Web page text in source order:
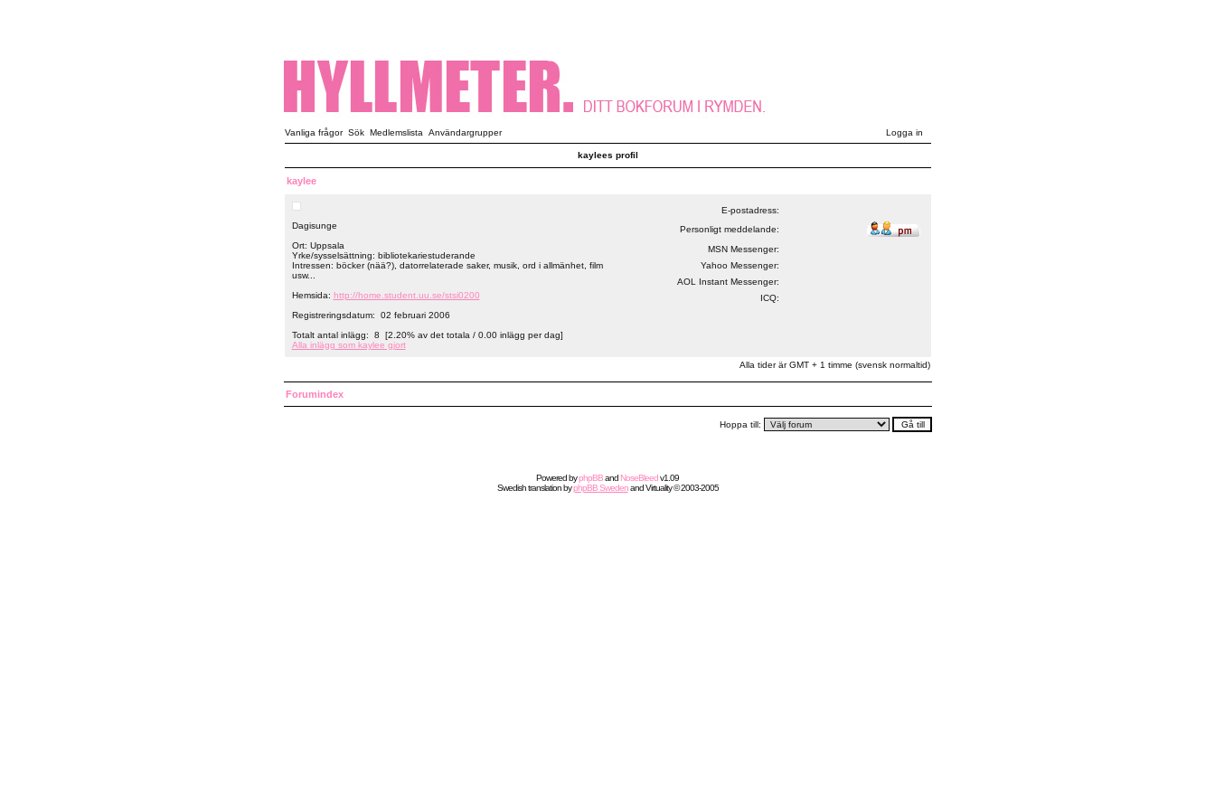
Vanliga frågor Sök Medlemslista Användargrupper Logga in
kaylees profil
kaylee
Dagisunge
Ort: Uppsala
Yrke/sysselsättning: bibliotekariestuderande
Intressen: böcker (nää?), datorrelaterade saker, musik, ord i allmänhet, film
usw...
Hemsida: http://home.student.uu.se/stsi0200
Registreringsdatum: 02 februari 2006
Totalt antal inlägg: 8 [2.20% av det totala / 0.00 inlägg per dag]
Alla inlägg som kaylee gjort
E-postadress:
Personligt meddelande:
MSN Messenger:
Yahoo Messenger:
AOL Instant Messenger:
ICQ:
Alla tider är GMT + 1 timme (svensk normaltid)
Forumindex
Hoppa till:
Powered byphpBBand NoseBleedv1.09
Swedishtranslation byphpBB SwedenandVirtuality© 2003-2005